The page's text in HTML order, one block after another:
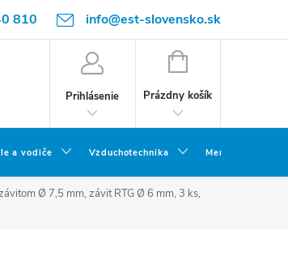
810 info@est-slovensko.sk
Prihlásenie
NÁKUPNÝ
Prázdny košík
a vodiče Vzduchotechnika Meracia a
Ø 7,5 mm, závit RTG Ø 6 mm, 3 ks,